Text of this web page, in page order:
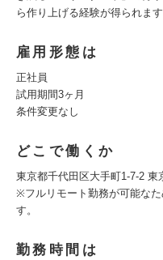
ら作り上げる経験が得られます
雇用形態は
正社員
試用期間3ヶ月
条件変更なし
どこで働くか
東京都千代田区大手町1-7-2 東
※フルリモート勤務が可能な
す。
勤務時間は